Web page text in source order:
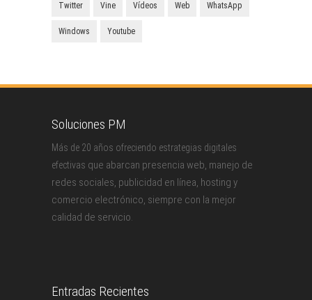
Twitter Vine Vídeos Web WhatsApp
Windows Youtube
Soluciones PM
Más de 20 años ofreciendo estrategias digitales
efectivas que abarcan presencia web, manejo de
redes sociales, publicidad en línea, hosting y
comercio electrónico, siempre con la mejor
calidad de servicio.
Entradas Recientes